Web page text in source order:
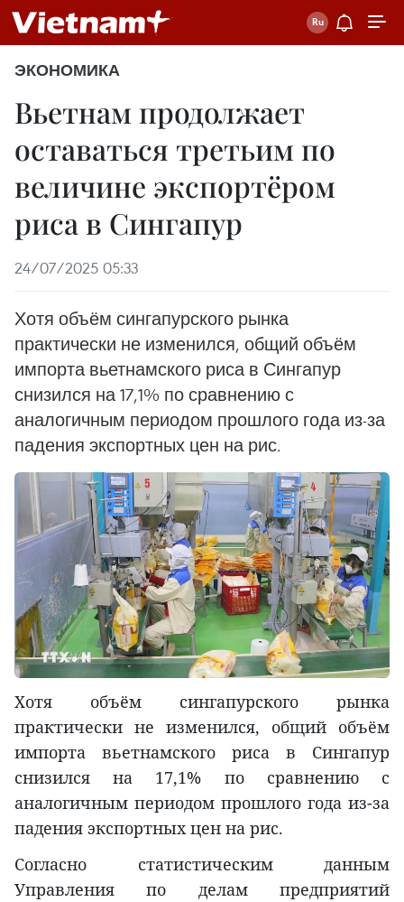
ЭКОНОМИКА
Вьетнам продолжает
оставаться третьим по
величине экспортёром
риса в Сингапур
24/07/2025 05:33
Хотя объём сингапурского рынка
практически не изменился, общий объём
импорта вьетнамского риса в Сингапур
снизился на 17,1% по сравнению с
аналогичным периодом прошлого года из-за
падения экспортных цен на рис.
Хотя объём сингапурского рынка
практически не изменился, общий объём
импорта вьетнамского риса в Сингапур
снизился на 17,1% по сравнению с
аналогичным периодом прошлого года из-за
падения экспортных цен на рис.
Согласно статистическим данным
Управления по делам предприятий